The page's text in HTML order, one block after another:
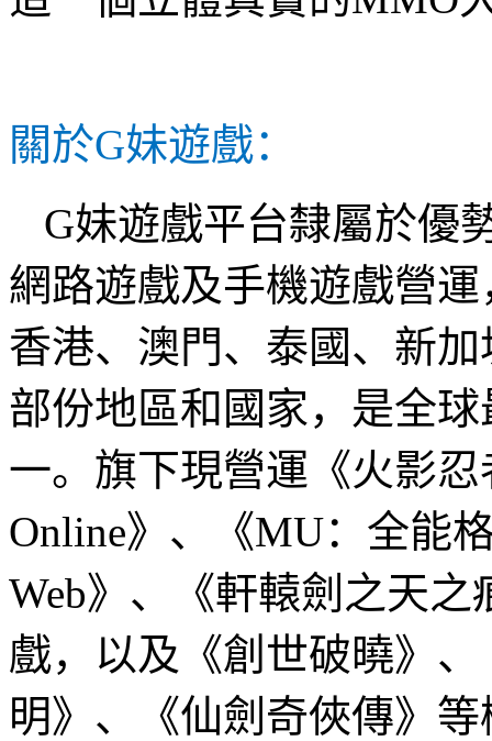
關於G妹遊戲：
G妹遊戲平台隸屬於優
網路遊戲及手機遊戲營
香港、澳門、泰國、新
部份地區和國家，是全
一。旗下現營運《火影
Online》、《MU：全能
Web》、《軒轅劍之天
戲，以及《創世破曉》
明》、《仙劍奇俠傳》